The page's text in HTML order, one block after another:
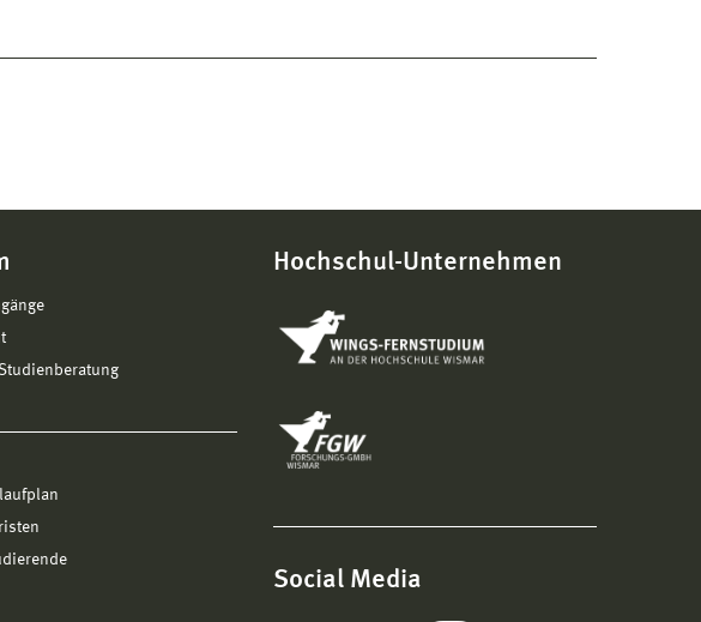
Hochschul-Unternehmen
Social Media